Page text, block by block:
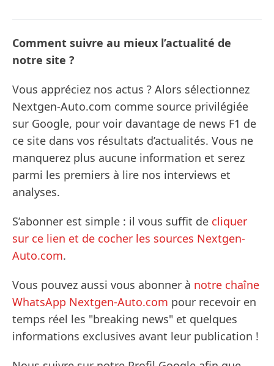
Comment suivre au mieux l’actualité de
notre site ?
Vous appréciez nos actus ? Alors sélectionnez
Nextgen-Auto.com comme source privilégiée
sur Google, pour voir davantage de news F1 de
ce site dans vos résultats d’actualités. Vous ne
manquerez plus aucune information et serez
parmi les premiers à lire nos interviews et
analyses.
S’abonner est simple : il vous suffit de cliquer
sur ce lien et de cocher les sources Nextgen-
Auto.com.
Vous pouvez aussi vous abonner à notre chaîne
WhatsApp Nextgen-Auto.com pour recevoir en
temps réel les "breaking news" et quelques
informations exclusives avant leur publication !